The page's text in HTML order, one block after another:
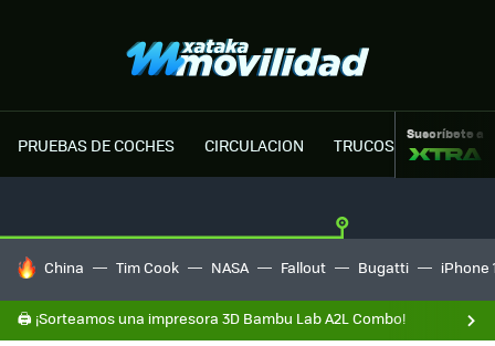
PRUEBAS DE COCHES CIRCULACION TRUCOS MOTOR
Suscríbete a
HOY SE HABLA DE
China Tim Cook NASA Fallout Bugatti iPhone
🖨️ ¡Sorteamos una impresora 3D Bambu Lab A2L Combo!